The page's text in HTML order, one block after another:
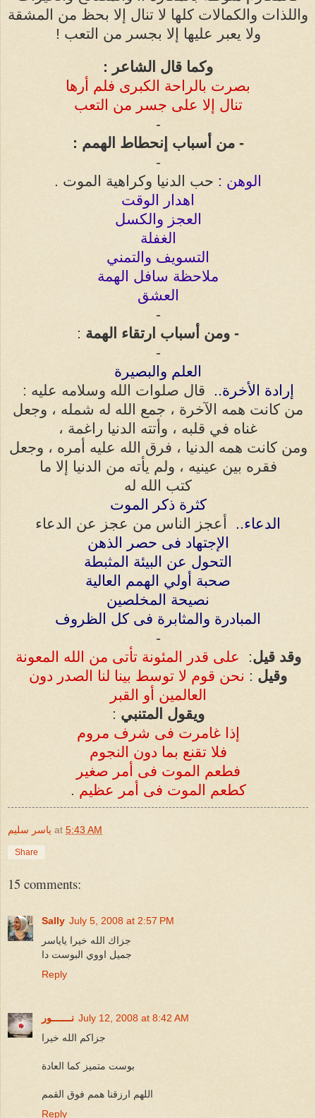
واللذات والكمالات كلها لا تنال إلا بحظ من المشقة
ولا يعبر عليها إلا بجسر من التعب !
وكما قال الشاعر :
بصرت بالراحة الكبرى فلم أرها
تنال إلا على جسر من التعب
-
- من أسباب إنحطاط الهمم :
-
الوهن : حب الدنيا وكراهية الموت .
اهدار الوقت
العجز والكسل
الغفلة
التسويف والتمني
ملاحظة سافل الهمة
العشق
-
- ومن أسباب ارتقاء الهمة :
-
العلم والبصيرة
إرادة الأخرة..
قال صلوات الله وسلامه عليه :
من كانت همه الآخرة ، جمع الله له شمله ، وجعل
غناه في قلبه ، وأتته الدنيا راغمة ،
ومن كانت همه الدنيا ، فرق الله عليه أمره ، وجعل
فقره بين عينيه ، ولم يأته من الدنيا إلا ما
كتب الله له
كثرة ذكر الموت
الدعاء..
أعجز الناس من عجز عن الدعاء
الإجتهاد فى حصر الذهن
التحول عن البيئة المثبطة
صحبة أولي الهمم العالية
نصيحة المخلصين
المبادرة والمثابرة فى كل الظروف
-
وقد قيل:
على قدر المئونة تأتى من الله المعونة
وقيل : نحن قوم لا توسط بينا لنا الصدر دون
العالمين أو القبر
ويقول المتنبي :
إذا غامرت فى شرف مروم
فلا تقنع بما دون النجوم
فطعم الموت فى أمر صغير
كطعم الموت فى أمر عظيم .
ياسر سليم at 5:43 AM
Share
15 comments:
Sally July 5, 2008 at 2:57 PM
جزاك الله خيرا ياياسر
جميل اووي البوست دا
Reply
نـــــــور July 12, 2008 at 8:42 AM
جزاكم الله خيرا
بوست متميز كما العادة
اللهم ارزقنا همم فوق القمم
Reply